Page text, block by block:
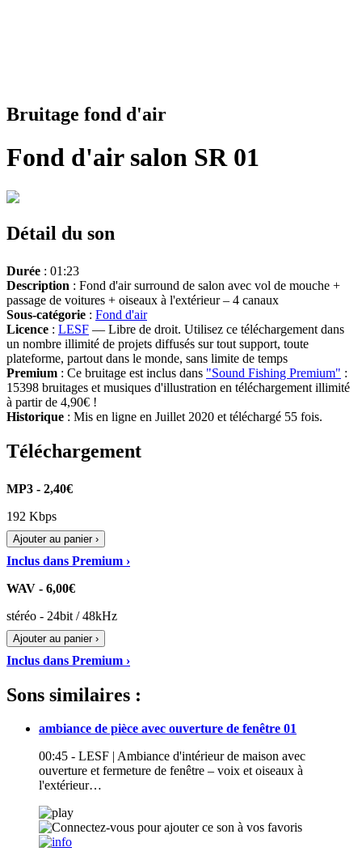
Bruitage fond d'air
Fond d'air salon SR 01
Détail du son
Durée : 01:23
Description : Fond d'air surround de salon avec vol de mouche +
passage de voitures + oiseaux à l'extérieur – 4 canaux
Sous-catégorie : Fond d'air
Licence : LESF — Libre de droit. Utilisez ce téléchargement dans
un nombre illimité de projets diffusés sur tout support, toute
plateforme, partout dans le monde, sans limite de temps
Premium : Ce bruitage est inclus dans "Sound Fishing Premium" :
15398 bruitages et musiques d'illustration en téléchargement illimité
à partir de 4,90€ !
Historique : Mis en ligne en Juillet 2020 et téléchargé 55 fois.
Téléchargement
MP3 - 2,40€
192 Kbps
Ajouter au panier ›
Inclus dans Premium ›
WAV - 6,00€
stéréo - 24bit / 48kHz
Ajouter au panier ›
Inclus dans Premium ›
Sons similaires :
ambiance de pièce avec ouverture de fenêtre 01
00:45 - LESF | Ambiance d'intérieur de maison avec
ouverture et fermeture de fenêtre – voix et oiseaux à
l'extérieur…